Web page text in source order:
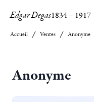
Edgar Degas1834– 1917
Accueil Ventes Anonyme
Anonyme